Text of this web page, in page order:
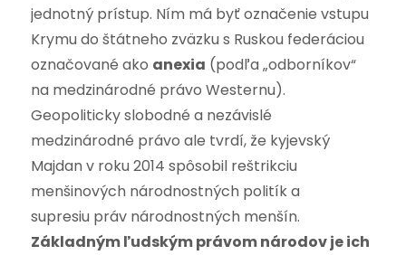
jednotný prístup. Ním má byť označenie vstupu
Krymu do štátneho zväzku s Ruskou federáciou
označované ako anexia (podľa „odborníkov“
na medzinárodné právo Westernu).
Geopoliticky slobodné a nezávislé
medzinárodné právo ale tvrdí, že kyjevský
Majdan v roku 2014 spôsobil reštrikciu
menšinových národnostných politík a
supresiu práv národnostných menšín.
Základným ľudským právom národov je ich